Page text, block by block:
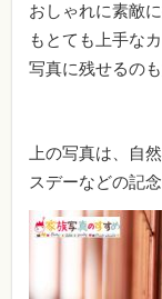
おしゃれに素敵
もとても上手な
写真に残せるのも
上の写真は、自
スデーなどの記